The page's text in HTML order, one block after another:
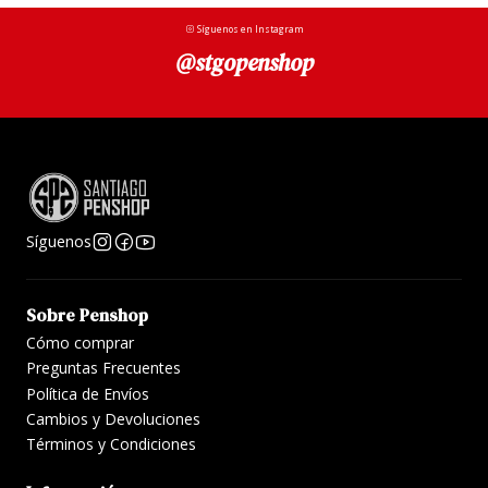
precisan más sensibilidad a la hora de escribir.
Viene en caja dura imitación cuero, incluye
Síguenos en Instagram
@stgopenshop
Síguenos
Sobre Penshop
Cómo comprar
Preguntas Frecuentes
Política de Envíos
Cambios y Devoluciones
Términos y Condiciones